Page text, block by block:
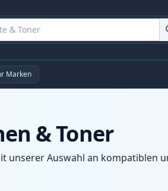
Marken
& Toner
unserer Auswahl an kompatiblen